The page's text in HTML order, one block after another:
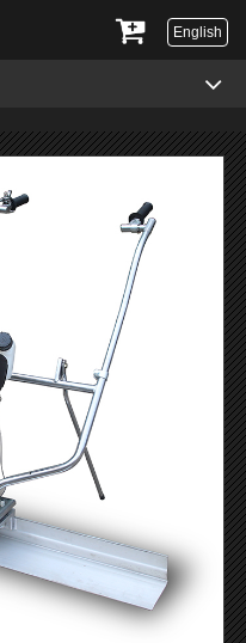
English